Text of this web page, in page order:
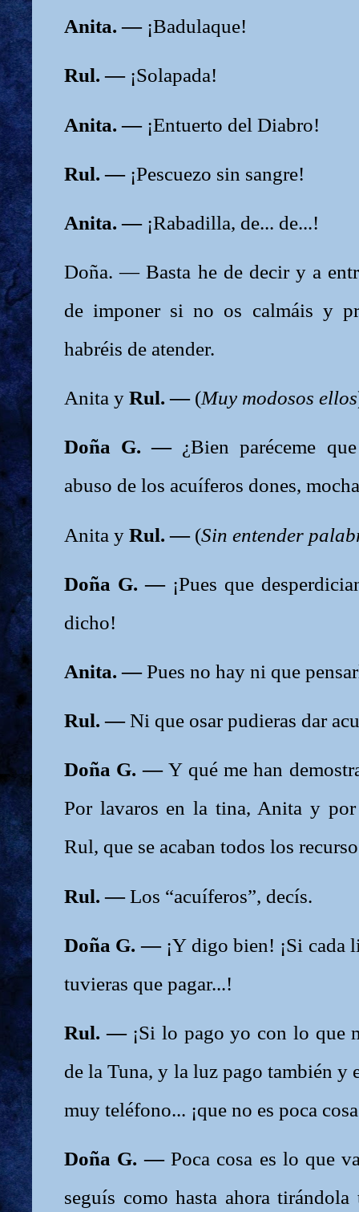
Anita. — ¡Badulaque!
Rul. — ¡Solapada!
Anita. — ¡Entuerto del Diabro!
Rul. — ¡Pescuezo sin sangre!
Anita. — ¡Rabadilla, de... de...!
Doña. — Basta he de decir y a
de imponer si no os calmáis y
habréis de atender.
Anita y Rul. — (Muy modosos ellos
Doña G. — ¿Bien paréceme
abuso de los acuíferos dones,
Anita y Rul. — (Sin entender
Doña G. — ¡Pues que
dicho!
Anita. —Pues no hay ni que
Rul. —Ni que osar pudieras dar
Doña G. —Y qué me han
Por lavaros en la tina, Anita y
Rul, que se acaban todos los
Rul. —Los “acuíferos”, decís.
Doña G. — ¡Y digo bien! ¡Si cada
tuvieras que pagar...!
Rul. — ¡Si lo pago yo con lo que
de la Tuna, y la luz pago también y
muy teléfono... ¡que no es poca
Doña G. — Poca cosa es lo que
seguís como hasta ahora